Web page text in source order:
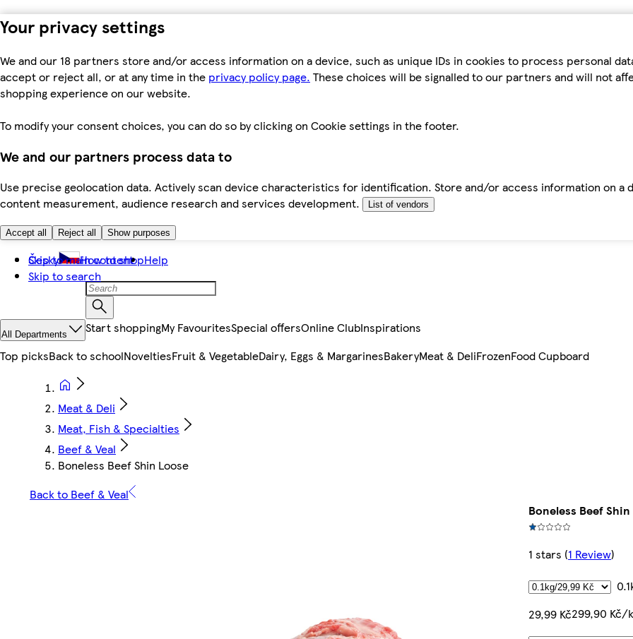
Your privacy settings
We and our 18 partners store and/or access information on a device, such as unique IDs in cookies to process personal
accept or reject all, or at any time in the privacy policy page. These choices will be signalled to our partners and will not
shopping experience on our website.
To modify your consent choices, you can do so by clicking on Cookie settings in the footer.
We and our partners process data to
Use precise geolocation data. Actively scan device characteristics for identification. Store and/or access information on a
content measurement, audience research and services development.
List of vendors
Accept all Reject all Show purposes
Skip to main content
Skip to search
Česky How to shopHelp
All Departments Start shoppingMy FavouritesSpecial offersOnline ClubInspirations
Top picksBack to schoolNoveltiesFruit & VegetableDairy, Eggs & MargarinesBakeryMeat & DeliFrozenFood Cupboard
Meat & Deli
Meat, Fish & Specialties
Beef & Veal
Boneless Beef Shin Loose
Back to Beef & Veal
Boneless Beef
1 stars (1 Review)
29,99 Kč299,90 Kč/